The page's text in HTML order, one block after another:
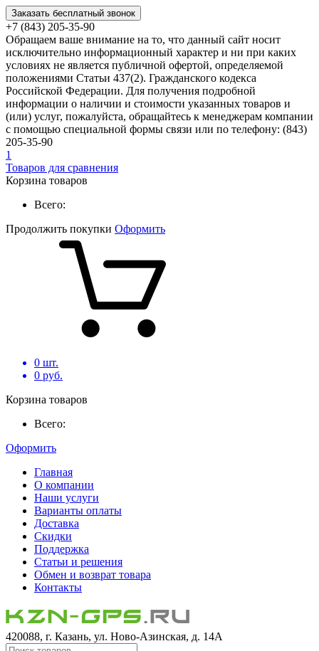
Заказать бесплатный звонок
+7 (843) 205-35-90
Обращаем ваше внимание на то, что данный сайт носит
исключительно информационный характер и ни при каких
условиях не является публичной офертой, определяемой
положениями Статьи 437(2). Гражданского кодекса
Российской Федерации. Для получения подробной
информации о наличии и стоимости указанных товаров и
(или) услуг, пожалуйста, обращайтесь к менеджерам компании
с помощью специальной формы связи или по телефону: (843)
205-35-90
1
Товаров для сравнения
Корзина товаров
Всего:
Продолжить покупки Оформить
0 шт.
0 руб.
Корзина товаров
Всего:
Оформить
Главная
О компании
Наши услуги
Варианты оплаты
Доставка
Скидки
Поддержка
Статьи и решения
Обмен и возврат товара
Контакты
420088, г. Казань, ул. Ново-Азинская, д. 14А